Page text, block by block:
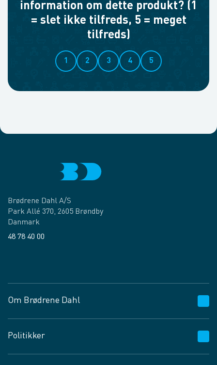
information om dette produkt? (1
= slet ikke tilfreds, 5 = meget
tilfreds)
1 2 3 4 5
Brødrene Dahl A/S
Park Allé 370, 2605 Brøndby
Danmark
48 78 40 00
Om Brødrene Dahl
Vagttelefon 30 10 89 89
Spørgsmål og svar
Politikker